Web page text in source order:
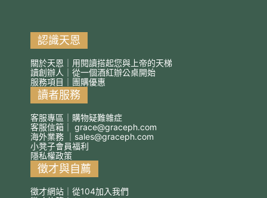
認識天恩
關於天恩｜用閱讀搭起您與上帝的天梯
讀創辦人｜從一個酒紅辦公桌開始
服務項目｜團購優惠
讀者服務
客服專區｜購物疑難雜症
客服信箱｜ grace@graceph.com
海外業務 ｜ sales@graceph.com
小凳子會員福利
隱私權政策
徵才與自薦
徵才網站｜從104加入我們